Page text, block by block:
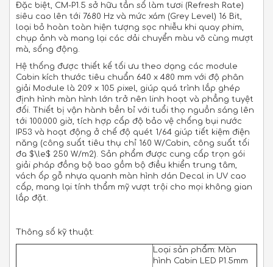
Đặc biệt, CM-P1.5 sở hữu tần số làm tươi (Refresh Rate)
siêu cao lên tới 7680 Hz và mức xám (Grey Level) 16 Bit,
loại bỏ hoàn toàn hiện tượng sọc nhiễu khi quay phim,
chụp ảnh và mang lại các dải chuyển màu vô cùng mượt
mà, sống động.
Hệ thống được thiết kế tối ưu theo dạng các module
Cabin kích thước tiêu chuẩn 640 x 480 mm với độ phân
giải Module là 209 x 105 pixel, giúp quá trình lắp ghép
định hình màn hình lớn trở nên linh hoạt và phẳng tuyệt
đối. Thiết bị vận hành bền bỉ với tuổi thọ nguồn sáng lên
tới 100.000 giờ, tích hợp cấp độ bảo vệ chống bụi nước
IP53 và hoạt động ở chế độ quét 1/64 giúp tiết kiệm điện
năng (công suất tiêu thụ chỉ 160 W/Cabin, công suất tối
đa $\le$ 250 W/m2). Sản phẩm được cung cấp trọn gói
giải pháp đồng bộ bao gồm bộ điều khiển trung tâm,
vách ốp gỗ nhựa quanh màn hình dán Decal in UV cao
cấp, mang lại tính thẩm mỹ vượt trội cho mọi không gian
lắp đặt.
Thông số kỹ thuật:
Loại sản phẩm: Màn
hình Cabin LED P1.5mm